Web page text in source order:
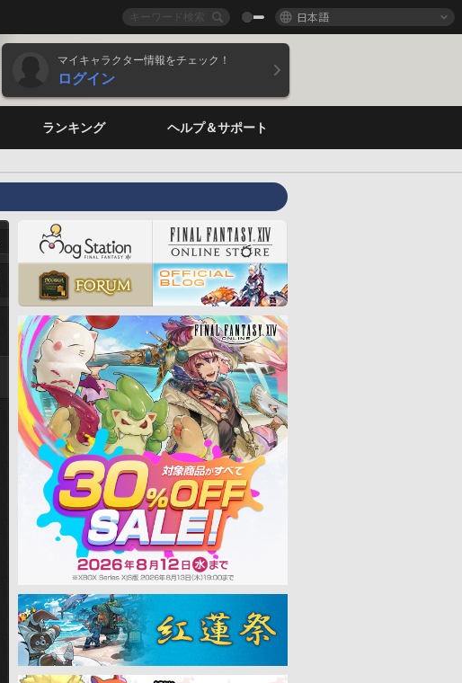
日本語
マイキャラクター情報をチェック！
ログイン
ランキング ヘルプ＆サポート